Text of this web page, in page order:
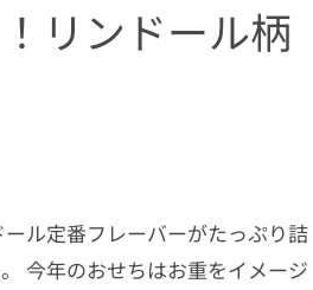
リンドール柄
ル定番フレーバーがたっぷり詰
今年のおせちはお重をイメージ